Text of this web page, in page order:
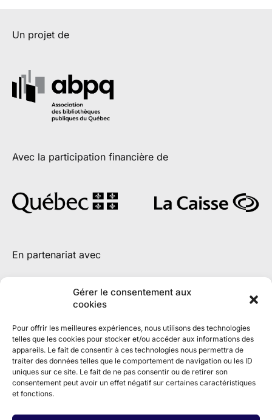
Gérer le consentement aux
cookies
Pour offrir les meilleures expériences, nous utilisons des technologies
telles que les cookies pour stocker et/ou accéder aux informations des
appareils. Le fait de consentir à ces technologies nous permettra de
traiter des données telles que le comportement de navigation ou les ID
uniques sur ce site. Le fait de ne pas consentir ou de retirer son
consentement peut avoir un effet négatif sur certaines caractéristiques
et fonctions.
Un projet de
Avec la participation financière de
En partenariat avec